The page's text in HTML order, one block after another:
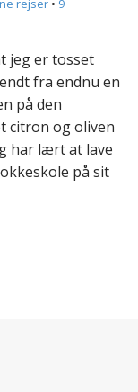
rejser • 9
jeg er tosset
fra endnu en
på den
citron og oliven
har lært at lave
på sit